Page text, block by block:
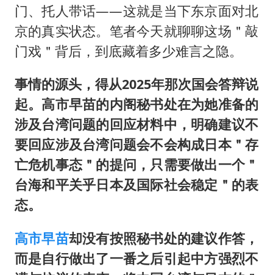
门、托人带话——这就是当下东京面对北
京的真实状态。笔者今天就聊聊这场＂敲
门戏＂背后，到底藏着多少难言之隐。
事情的源头，得从2025年那次国会答辩说
起。 高市早苗的内阁秘书处在为她准备的
涉及台湾问题的回应材料中，明确建议不
要回应涉及台湾问题会不会构成日本＂存
亡危机事态＂的提问，只需要做出一个＂
台海和平关乎日本及国际社会稳定＂的表
态。
高市早苗却没有按照秘书处的建议作答，
而是自行做出了一番之后引起中方强烈不